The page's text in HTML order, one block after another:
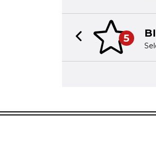
5
Previous slide